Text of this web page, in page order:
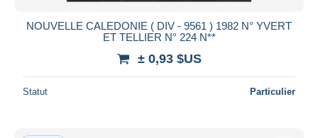
NOUVELLE CALEDONIE ( DIV - 9561 ) 1982 N° YVERT
ET TELLIER N° 224 N**
± 0,93 $US
Statut Particulier